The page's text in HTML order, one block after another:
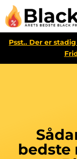
Psst.. Der er
bedste